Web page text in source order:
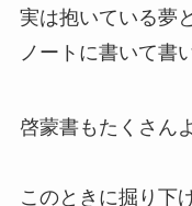
実は抱いている夢
ノートに書いて書
啓蒙書もたくさん
このときに掘り下